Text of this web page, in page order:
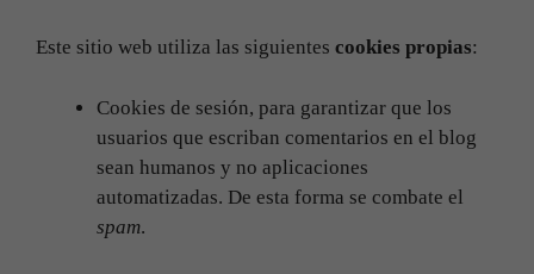
Este sitio web utiliza las siguientes cookies propias:
Cookies de sesión, para garantizar que los
usuarios que escriban comentarios en el blog
sean humanos y no aplicaciones
automatizadas. De esta forma se combate el
spam.